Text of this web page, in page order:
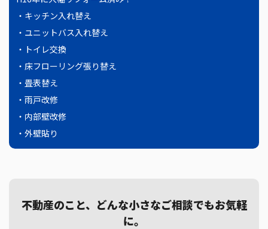
・キッチン入れ替え
・ユニットバス入れ替え
・トイレ交換
・床フローリング張り替え
・畳表替え
・雨戸改修
・内部壁改修
・外壁貼り
不動産のこと、どんな小さなご相談でもお気軽
に。